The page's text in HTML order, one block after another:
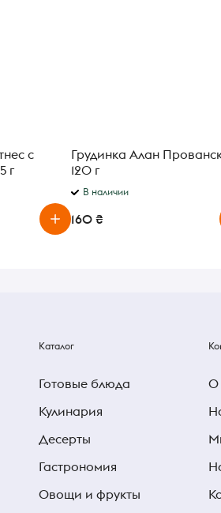
с
г
Грудинка Алан
120 г
В наличии
160 ₴
Каталог
Готовые блюда
Кулинария
Десерты
Гастрономия
Овощи и фрукты
О